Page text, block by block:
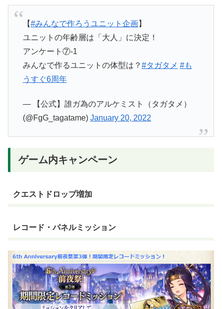
【#みんなで作ろうユニット企画】
ユニットの年齢層は「大人」に決定！
アンケート⑦-1
みんなで作るユニットの体型は？ #タガタメ #も
うすぐ6周年
— 【公式】誰ガ為のアルケミスト（タガタメ）
(@FgG_tagatame) January 20, 2022
ゲーム内キャンペーン
クエストドロップ増加
レコード・パネルミッション